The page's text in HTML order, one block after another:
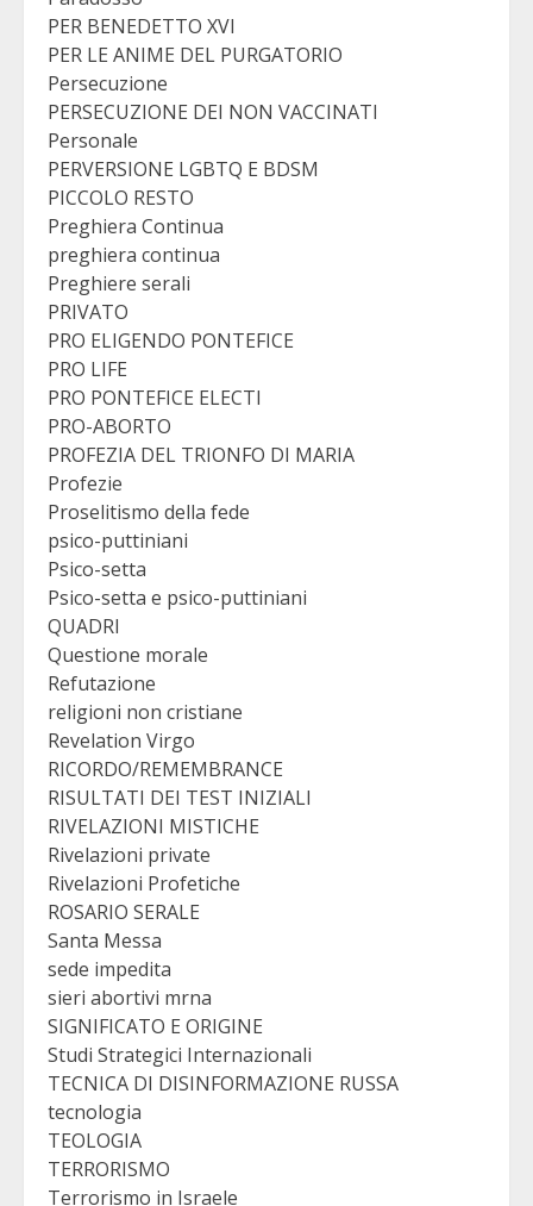
PER BENEDETTO XVI
PER LE ANIME DEL PURGATORIO
Persecuzione
PERSECUZIONE DEI NON VACCINATI
Personale
PERVERSIONE LGBTQ E BDSM
PICCOLO RESTO
Preghiera Continua
preghiera continua
Preghiere serali
PRIVATO
PRO ELIGENDO PONTEFICE
PRO LIFE
PRO PONTEFICE ELECTI
PRO-ABORTO
PROFEZIA DEL TRIONFO DI MARIA
Profezie
Proselitismo della fede
psico-puttiniani
Psico-setta
Psico-setta e psico-puttiniani
QUADRI
Questione morale
Refutazione
religioni non cristiane
Revelation Virgo
RICORDO/REMEMBRANCE
RISULTATI DEI TEST INIZIALI
RIVELAZIONI MISTICHE
Rivelazioni private
Rivelazioni Profetiche
ROSARIO SERALE
Santa Messa
sede impedita
sieri abortivi mrna
SIGNIFICATO E ORIGINE
Studi Strategici Internazionali
TECNICA DI DISINFORMAZIONE RUSSA
tecnologia
TEOLOGIA
TERRORISMO
Terrorismo in Israele